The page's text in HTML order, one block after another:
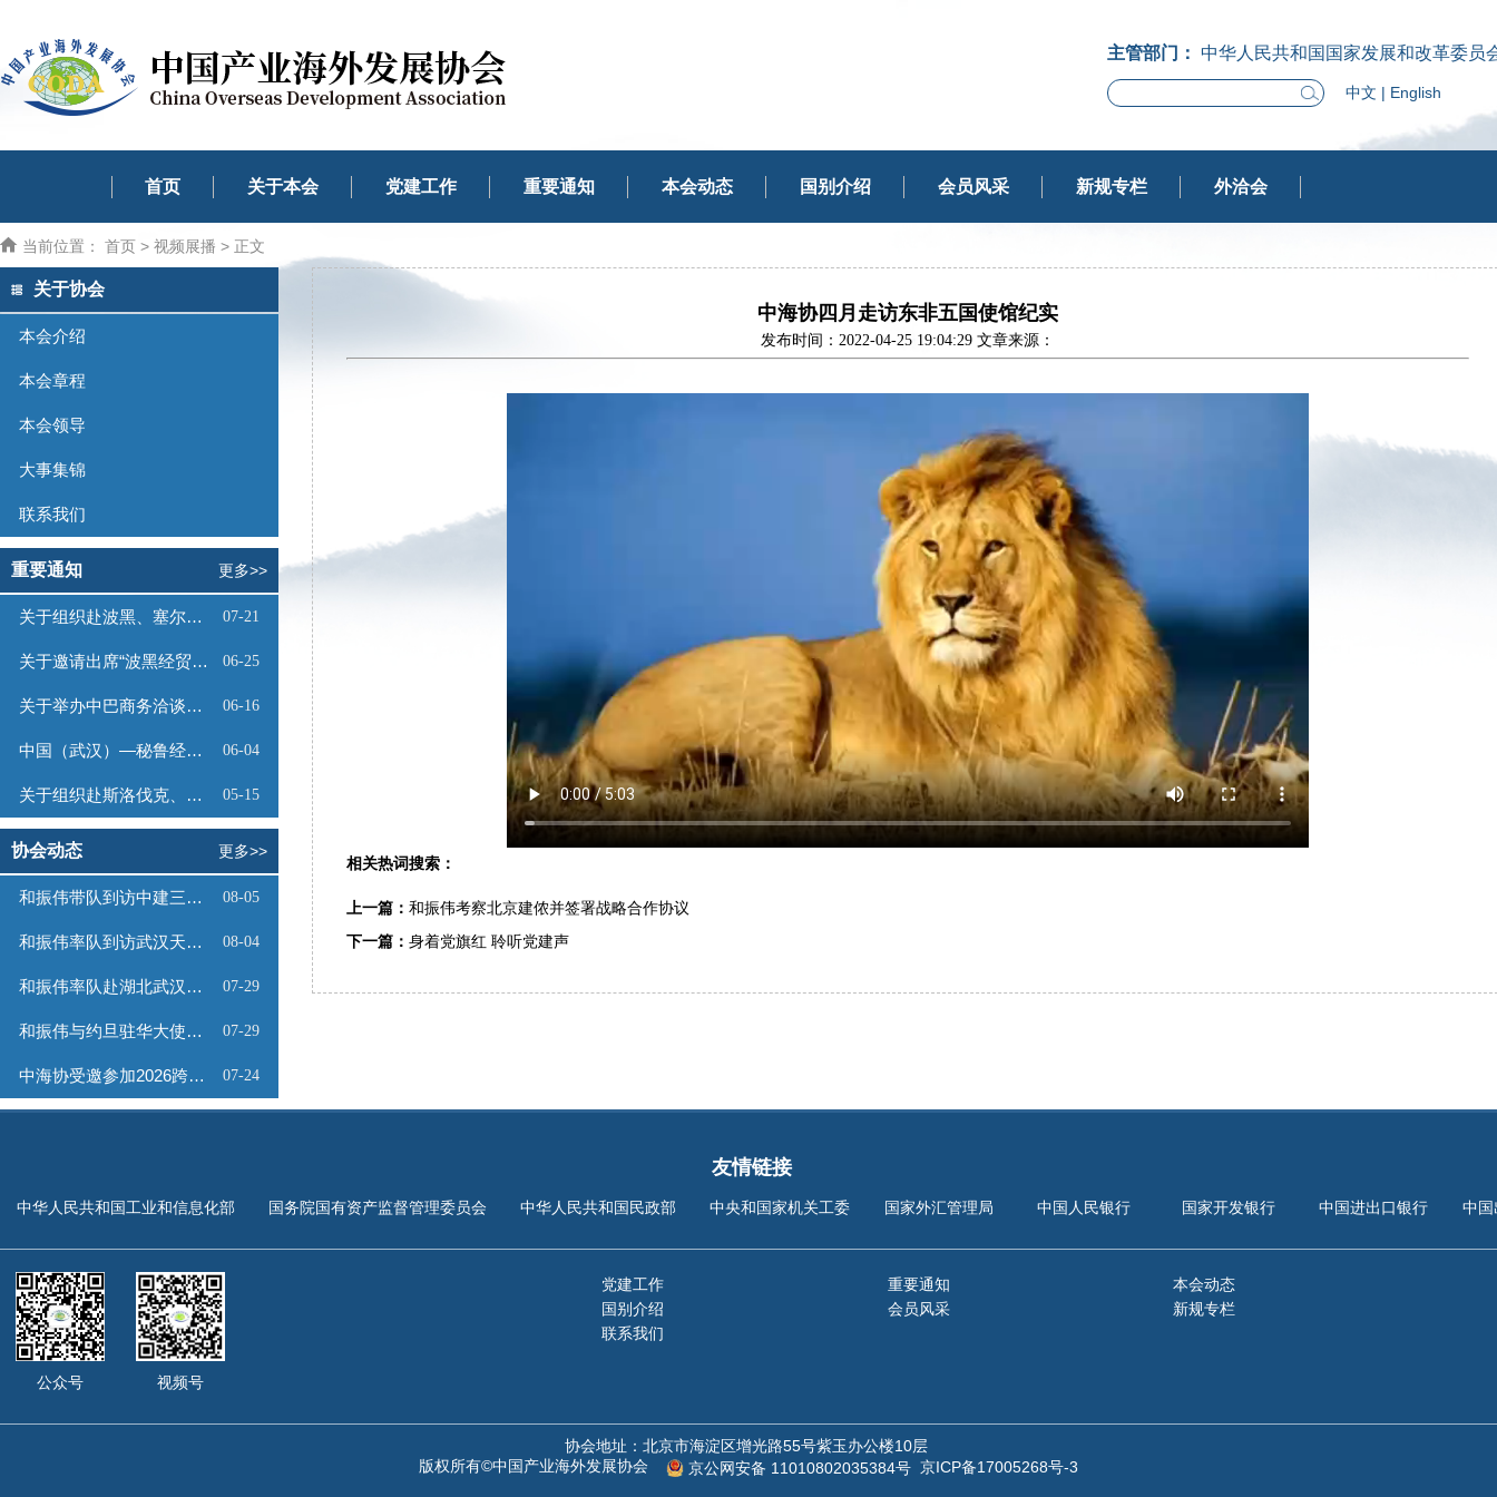
主管部门： 中华人民共和国国家发展和改革委员
中文 | English
首页 关于本会 党建工作 重要通知 本会动态 国别介绍 会员风采 新规专栏 外洽会
当前位置： 首页 > 视频展播 > 正文
关于协会
本会介绍
本会章程
本会领导
大事集锦
联系我们
重要通知 更多>>
关于组织赴波黑、塞尔维亚商务考察的函 07-21
关于邀请出席“波黑经贸投资推介会”的函 06-25
关于举办中巴商务洽谈会的通知 06-16
中国（武汉）—秘鲁经贸合作推介会邀请函 06-04
关于组织赴斯洛伐克、奥地利商务考察的函 05-15
协会动态 更多>>
和振伟带队到访中建三局数字工程有限公司 08-05
和振伟率队到访武汉天源集团 08-04
和振伟率队赴湖北武汉调研 07-29
和振伟与约旦驻华大使会谈 07-29
中海协受邀参加2026跨境能源矿产出海专题路演会 07-24
中海协四月走访东非五国使馆纪实
发布时间：2022-04-25 19:04:29 文章来源：
相关热词搜索：
上一篇： 和振伟考察北京建侬并签署战略合作协议
下一篇： 身着党旗红 聆听党建声
友情链接
中华人民共和国工业和信息化部 国务院国有资产监督管理委员会 中华人民共和国民政部 中央和国家机关工委 国家外汇管理局 中国人民银行 国家开发银行 中国进出口银行 中国
公众号 视频号
党建工作 重要通知
本会动态
国别介绍
会员风采
新规专栏
联系我们
协会地址：北京市海淀区增光路55号紫玉办公楼10层
版权所有©中国产业海外发展协会
京公网安备 11010802035384号 京ICP备17005268号-3